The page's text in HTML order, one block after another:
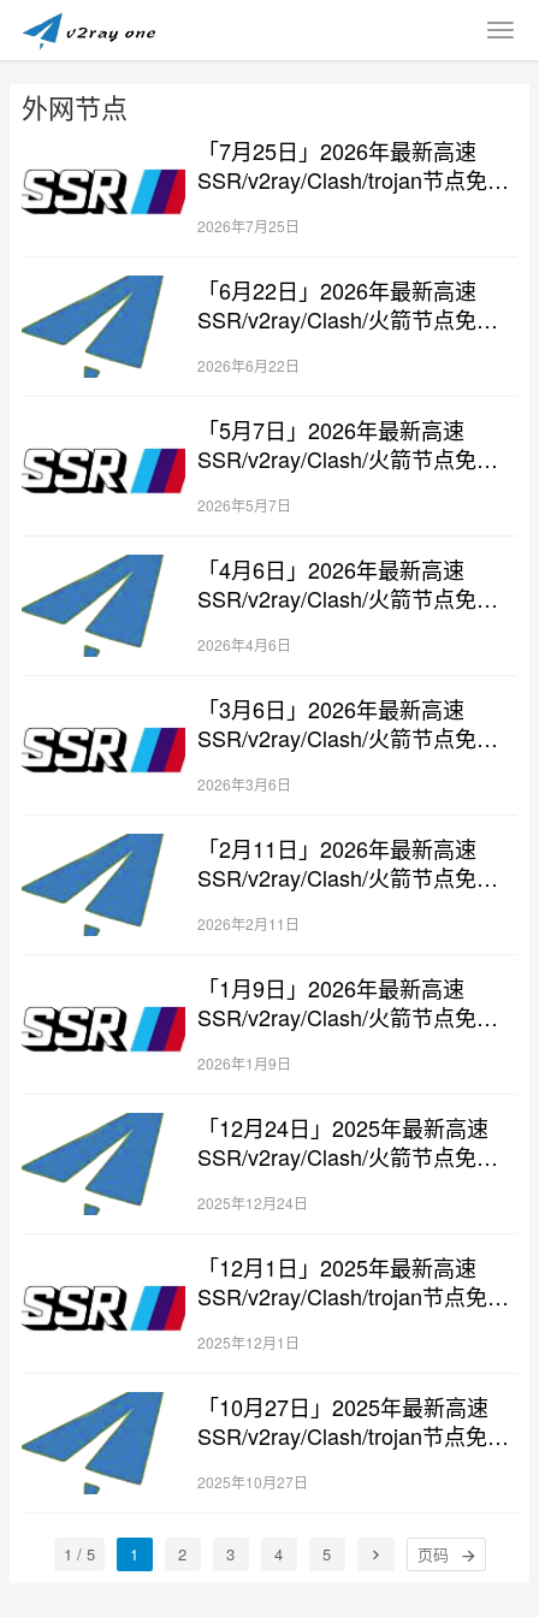
外网节点
「7月25日」2026年最新高速
SSR/v2ray/Clash/trojan节点免费
2026年7月25日
「6月22日」2026年最新高速
SSR/v2ray/Clash/火箭节点免费
2026年6月22日
「5月7日」2026年最新高速
SSR/v2ray/Clash/火箭节点免费
2026年5月7日
「4月6日」2026年最新高速
SSR/v2ray/Clash/火箭节点免费
2026年4月6日
「3月6日」2026年最新高速
SSR/v2ray/Clash/火箭节点免费
2026年3月6日
「2月11日」2026年最新高速
SSR/v2ray/Clash/火箭节点免费
2026年2月11日
「1月9日」2026年最新高速
SSR/v2ray/Clash/火箭节点免费
2026年1月9日
「12月24日」2025年最新高速
SSR/v2ray/Clash/火箭节点免费
2025年12月24日
「12月1日」2025年最新高速
SSR/v2ray/Clash/trojan节点免费
2025年12月1日
「10月27日」2025年最新高速
SSR/v2ray/Clash/trojan节点免费
2025年10月27日
1 / 5 1 2 3 4 5